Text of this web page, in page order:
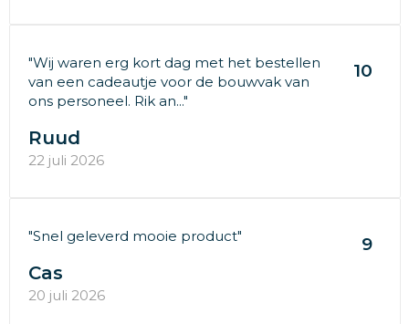
"Wij waren erg kort dag met het bestellen
van een cadeautje voor de bouwvak van
ons personeel. Rik an..."
10
Ruud
22 juli 2026
"Snel geleverd mooie product" 9
Cas
20 juli 2026